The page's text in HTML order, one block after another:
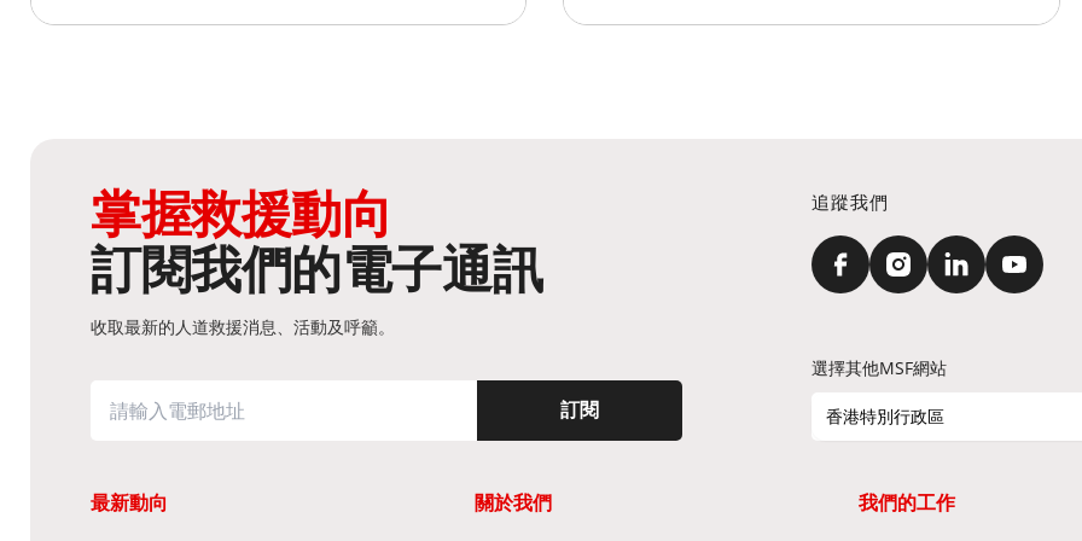
掌握救援動向
訂閱我們的電子通訊
收取最新的人道救援消息、活動及呼籲。
訂閱
追蹤我們
選擇其他MSF網站
香港特別行政區
最新動向 關於我們 我們的工作